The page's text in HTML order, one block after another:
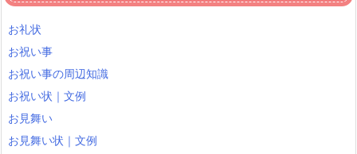
お礼状
お祝い事
お祝い事の周辺知識
お祝い状｜文例
お見舞い
お見舞い状｜文例